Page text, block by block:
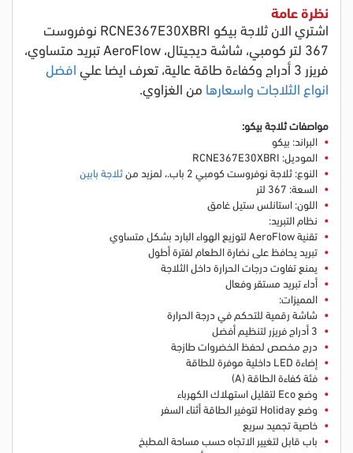
نظرة عامة
اشتري الان ثلاجة بيكو RCNE367E30XBRI نوفروست
367 لتر كومبي، شاشة ديجيتال، AeroFlow تبريد متساوي،
فريزر 3 أدراج وكفاءة طاقة عالية
، تعرف ايضا علي افضل
انواع الثلاجات واسعارها من الغزاوي.
مواصفات ثلاجة بيكو:
البراند: بيكو
الموديل: RCNE367E30XBRI
النوع: ثلاجة نوفروست كومبي 2 باب
.، لمزيد منثلاجة بابين
السعة: 367 لتر
اللون: استانلس ستيل غامق
نظام التبريد:
تقنية AeroFlow لتوزيع الهواء البارد بشكل متساوي
تبريد يحافظ على نضارة الطعام لفترة أطول
يمنع تفاوت درجات الحرارة داخل الثلاجة
أداء تبريد مستقر وفعال
المميزات:
شاشة رقمية للتحكم في درجة الحرارة
3 أدراج فريزر لتنظيم أفضل
درج مخصص لحفظ الخضروات طازجة
إضاءة LED داخلية موفرة للطاقة
فئة كفاءة الطاقة (A)
وضع Eco لتقليل استهلاك الكهرباء
وضع Holiday لتوفير الطاقة أثناء السفر
خاصية تجميد سريع
باب قابل لتغيير الاتجاه حسب مساحة المطبخ